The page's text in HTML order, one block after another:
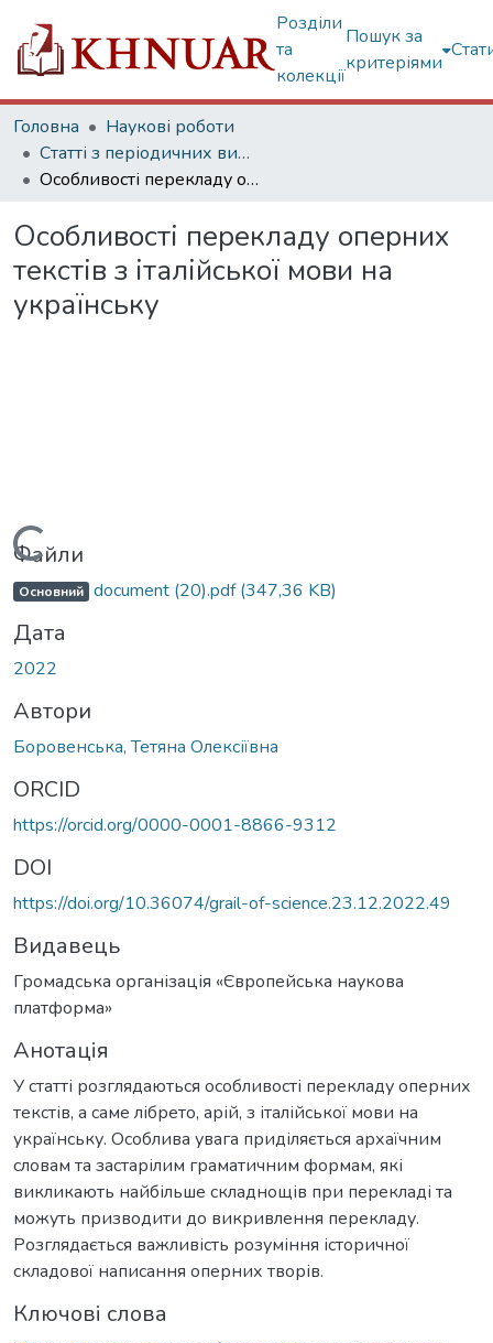
Розділи
та
колекції
Пошук за
критеріями
Головна
Наукові роботи
Статті з періодичних видань
Особливості перекладу оперних текстів з італійської мови на українську
Особливості перекладу оперних
текстів з італійської мови на
українську
Вантажиться...
Файли
Основний document (20).pdf(347,36 KB)
Дата
2022
Автори
Боровенська, Тетяна Олексіївна
ORCID
https://orcid.org/0000-0001-8866-9312
DOI
https://doi.org/10.36074/grail-of-science.23.12.2022.49
Видавець
Громадська організація «Європейська наукова
платформа»
Анотація
У статті розглядаються особливості перекладу оперних
текстів, а саме лібрето, арій, з італійської мови на
українську. Особлива увага приділяється архаїчним
словам та застарілим граматичним формам, які
викликають найбільше складнощів при перекладі та
можуть призводити до викривлення перекладу.
Розглядається важливість розуміння історичної
складової написання оперних творів.
Ключові слова